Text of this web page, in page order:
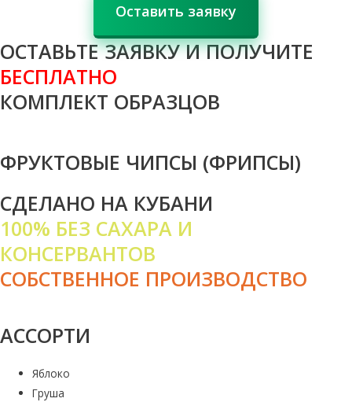
Оставить заявку
ОСТАВЬТЕ ЗАЯВКУ И ПОЛУЧИТЕ
БЕСПЛАТНО
КОМПЛЕКТ ОБРАЗЦОВ
ФРУКТОВЫЕ ЧИПСЫ (ФРИПСЫ)
СДЕЛАНО НА КУБАНИ
100% БЕЗ САХАРА И
КОНСЕРВАНТОВ
СОБСТВЕННОЕ ПРОИЗВОДСТВО
АССОРТИ
Яблоко
Груша